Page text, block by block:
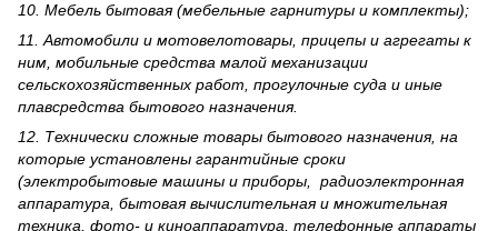
10. Мебель бытовая (мебельные гарнитуры и комплекты);
11. Автомобили и мотовелотовары, прицепы и агрегаты к
ним, мобильные средства малой механизации
сельскохозяйственных работ, прогулочные суда и иные
плавсредства бытового назначения.
12. Технически сложные товары бытового назна­чения, на
которые установлены гарантийные сроки
(электробытовые машины и приборы, радиоэлектронная
аппаратура, бытовая вычислительная и множительная
техника, фото- и киноаппаратура, телефонные аппараты